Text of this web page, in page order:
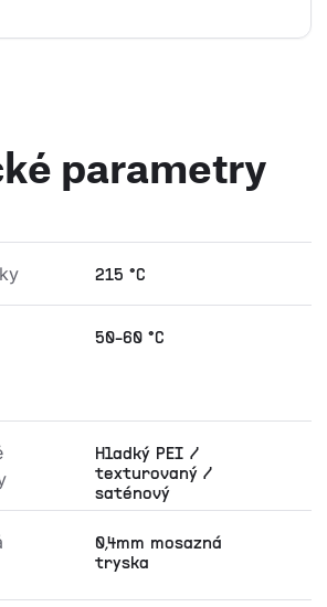
parametry
215 °C
50-60 °C
Hladký PEI /
texturovaný /
saténový
0,4mm mosazná
tryska